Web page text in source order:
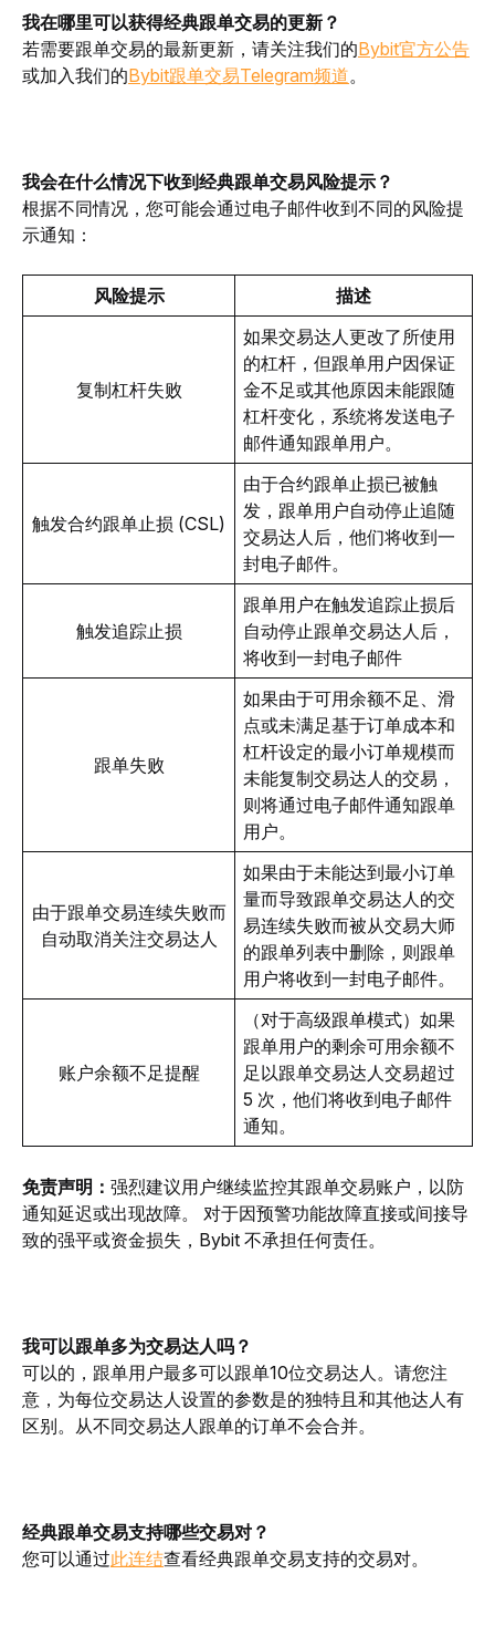
我在哪里可以获得经典跟单交易的更新？
若需要跟单交易的最新更新，请关注我们的Bybit官方公告
或加入我们的Bybit跟单交易Telegram频道。
我会在什么情况下收到经典跟单交易风险提示？
根据不同情况，您可能会通过电子邮件收到不同的风险提
示通知：
风险提示 描述
复制杠杆失败
如果交易达人更改了所使用
的杠杆，但跟单用户因保证
金不足或其他原因未能跟随
杠杆变化，系统将发送电子
邮件通知跟单用户。
触发合约跟单止损 (CSL)
由于合约跟单止损已被触
发，跟单用户自动停止追随
交易达人后，他们将收到一
封电子邮件。
触发追踪止损
跟单用户在触发追踪止损后
自动停止跟单交易达人后，
将收到一封电子邮件
跟单失败
如果由于可用余额不足、滑
点或未满足基于订单成本和
杠杆设定的最小订单规模而
未能复制交易达人的交易，
则将通过电子邮件通知跟单
用户。
由于跟单交易连续失败而
自动取消关注交易达人
如果由于未能达到最小订单
量而导致跟单交易达人的交
易连续失败而被从交易大师
的跟单列表中删除，则跟单
用户将收到一封电子邮件。
账户余额不足提醒
（对于高级跟单模式）如果
跟单用户的剩余可用余额不
足以跟单交易达人交易超过
5 次，他们将收到电子邮件
通知。
免责声明： 强烈建议用户继续监控其跟单交易账户，以防
通知延迟或出现故障。 对于因预警功能故障直接或间接导
致的强平或资金损失，Bybit 不承担任何责任。
我可以跟单多为交易达人吗？
可以的，跟单用户最多可以跟单10位交易达人。请您注
意，为每位交易达人设置的参数是的独特且和其他达人有
区别。从不同交易达人跟单的订单不会合并。
经典跟单交易支持哪些交易对？
您可以通过此连结查看经典跟单交易支持的交易对。